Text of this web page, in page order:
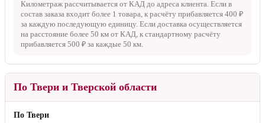
Километраж рассчитывается от КАД до адреса клиента. Если в
состав заказа входит более 1 товара, к расчёту прибавляется 400 ₽
за каждую последующую единицу. Если доставка осуществляется
на расстояние более 50 км от КАД, к стандартному расчёту
прибавляется 500 ₽ за каждые 50 км.
По Твери и Тверской области
По Твери